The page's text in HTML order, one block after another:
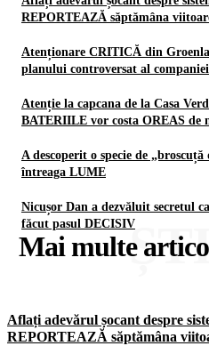
REPORTEAZĂ săptămâna
Atenționare CRITICĂ din
planului controversat al
Atenție la capcana de la Casa
BATERIILE vor costa OREAS
A descoperit o specie de
întreaga LUME
Nicușor Dan a dezvăluit secretul
făcut pasul DECISIV
Mai multe
Aflați adevărul șocant despre
REPORTEAZĂ săptămâna